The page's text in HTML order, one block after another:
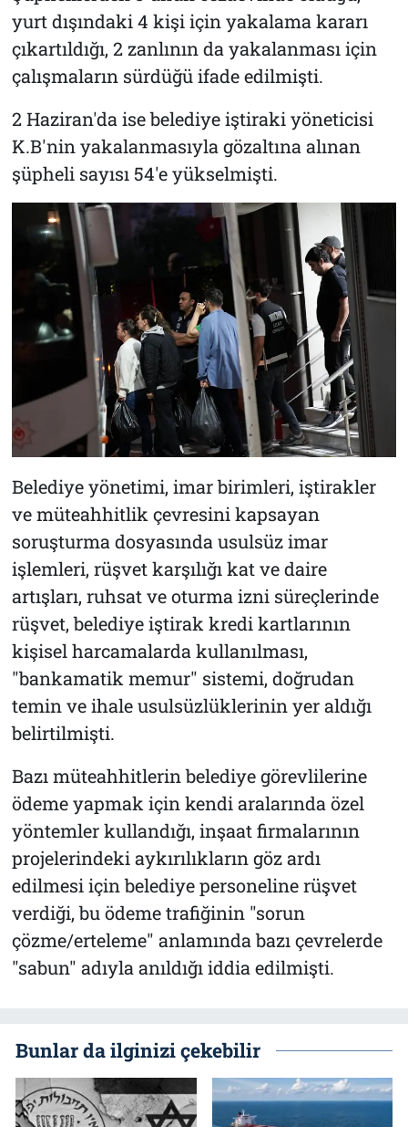
yurt dışındaki 4 kişi için yakalama kararı
çıkartıldığı, 2 zanlının da yakalanması için
çalışmaların sürdüğü ifade edilmişti.
2 Haziran'da ise belediye iştiraki yöneticisi
K.B'nin yakalanmasıyla gözaltına alınan
şüpheli sayısı 54'e yükselmişti.
Belediye yönetimi, imar birimleri, iştirakler
ve müteahhitlik çevresini kapsayan
soruşturma dosyasında usulsüz imar
işlemleri, rüşvet karşılığı kat ve daire
artışları, ruhsat ve oturma izni süreçlerinde
rüşvet, belediye iştirak kredi kartlarının
kişisel harcamalarda kullanılması,
"bankamatik memur" sistemi, doğrudan
temin ve ihale usulsüzlüklerinin yer aldığı
belirtilmişti.
Bazı müteahhitlerin belediye görevlilerine
ödeme yapmak için kendi aralarında özel
yöntemler kullandığı, inşaat firmalarının
projelerindeki aykırılıkların göz ardı
edilmesi için belediye personeline rüşvet
verdiği, bu ödeme trafiğinin "sorun
çözme/erteleme" anlamında bazı çevrelerde
"sabun" adıyla anıldığı iddia edilmişti.
Bunlar da ilginizi çekebilir